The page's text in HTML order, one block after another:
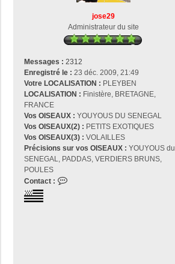
jose29
Administrateur du site
Messages : 2312
Enregistré le : 23 déc. 2009, 21:49
Votre LOCALISATION : PLEYBEN
LOCALISATION : Finistère, BRETAGNE,
FRANCE
Vos OISEAUX : YOUYOUS DU SENEGAL
Vos OISEAUX(2) : PETITS EXOTIQUES
Vos OISEAUX(3) : VOLAILLES
Précisions sur vos OISEAUX : YOUYOUS du
SENEGAL, PADDAS, VERDIERS BRUNS,
POULES
Contact :